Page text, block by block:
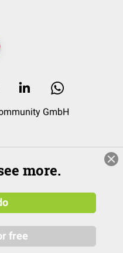
GmbH
more.
free